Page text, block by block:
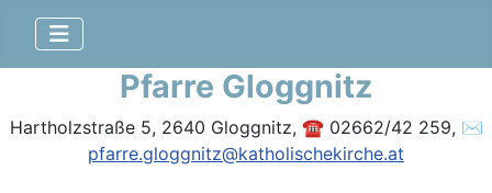
Pfarre Gloggnitz
Hartholzstraße 5, 2640 Gloggnitz, ☎ 02662/42 259, ✉
pfarre.gloggnitz@katholischekirche.at